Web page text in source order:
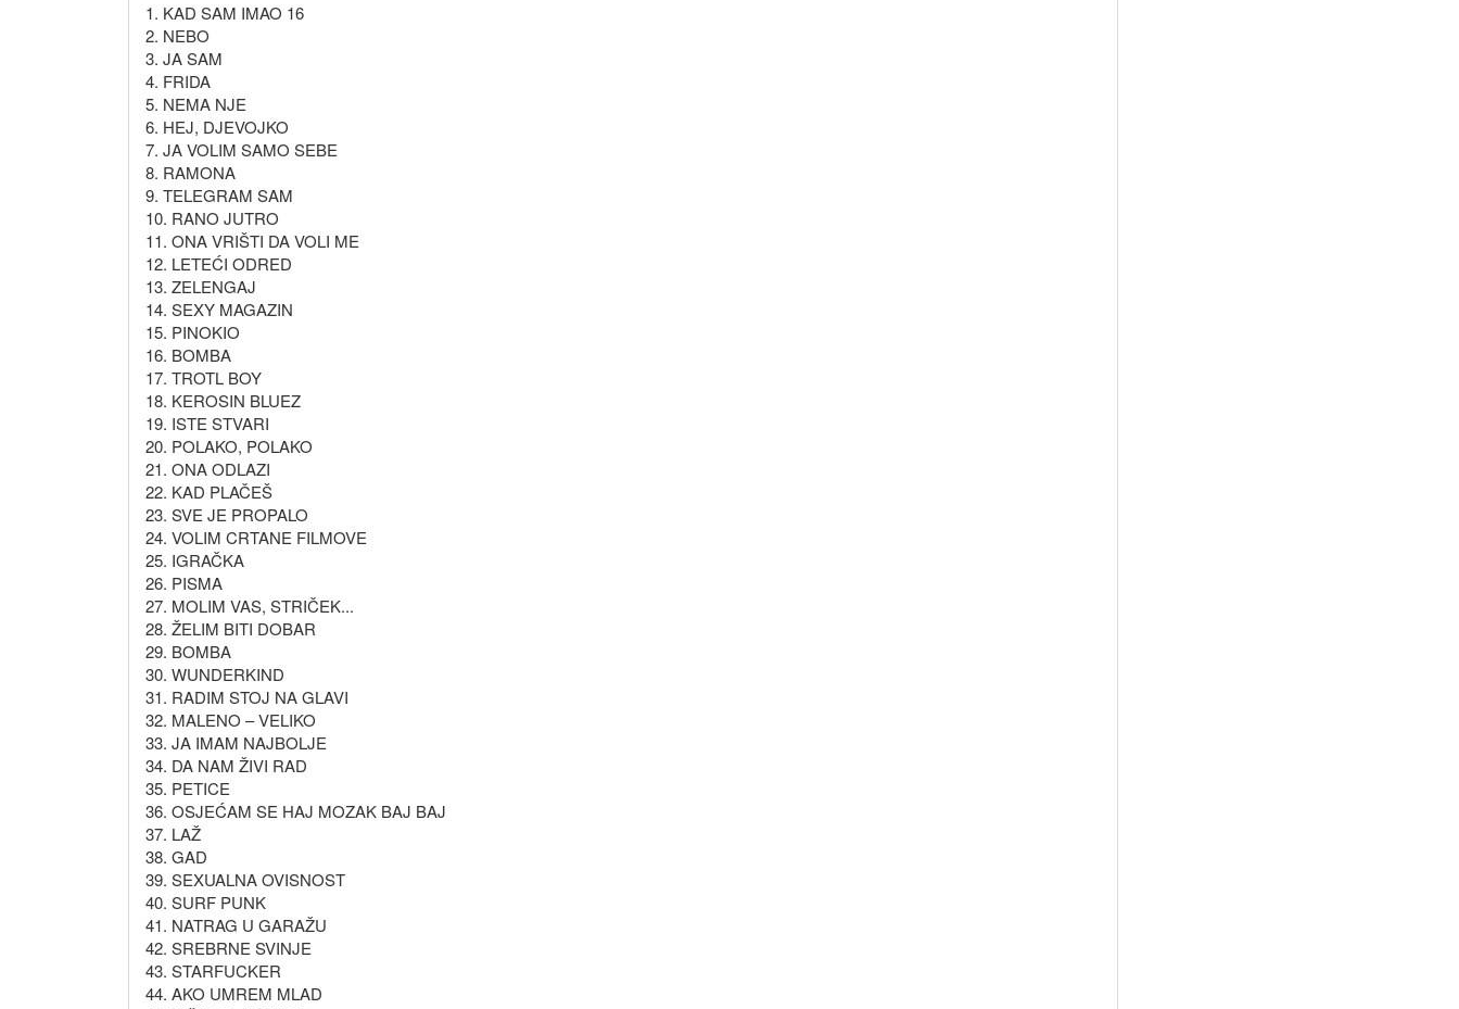
1. KAD SAM IMAO 16
2. NEBO
3. JA SAM
4. FRIDA
5. NEMA NJE
6. HEJ, DJEVOJKO
7. JA VOLIM SAMO SEBE
8. RAMONA
9. TELEGRAM SAM
10. RANO JUTRO
11. ONA VRIŠTI DA VOLI ME
12. LETEĆI ODRED
13. ZELENGAJ
14. SEXY MAGAZIN
15. PINOKIO
16. BOMBA
17. TROTL BOY
18. KEROSIN BLUEZ
19. ISTE STVARI
20. POLAKO, POLAKO
21. ONA ODLAZI
22. KAD PLAČEŠ
23. SVE JE PROPALO
24. VOLIM CRTANE FILMOVE
25. IGRAČKA
26. PISMA
27. MOLIM VAS, STRIČEK...
28. ŽELIM BITI DOBAR
29. BOMBA
30. WUNDERKIND
31. RADIM STOJ NA GLAVI
32. MALENO – VELIKO
33. JA IMAM NAJBOLJE
34. DA NAM ŽIVI RAD
35. PETICE
36. OSJEĆAM SE HAJ MOZAK BAJ BAJ
37. LAŽ
38. GAD
39. SEXUALNA OVISNOST
40. SURF PUNK
41. NATRAG U GARAŽU
42. SREBRNE SVINJE
43. STARFUCKER
44. AKO UMREM MLAD